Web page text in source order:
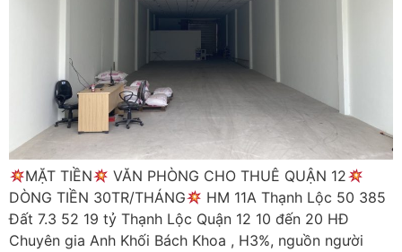
MẶT TIỀN
VĂN PHÒNG CHO THUÊ QUẬN 12
DÒNG TIỀN 30TR/THÁNG
HM 11A Thạnh Lộc 50 385
Đất 7.3 52 19 tỷ Thạnh Lộc Quận 12 10 đến 20 HĐ
Chuyên gia Anh Khối Bách Khoa , H3%, nguồn người